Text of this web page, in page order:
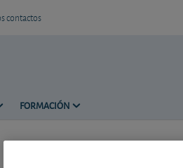
contactos
FORMACIÓN